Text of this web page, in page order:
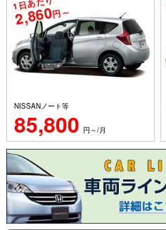
NISSANノート等
85,800 円～/月
2,860円～